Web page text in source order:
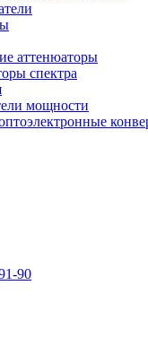
аттенюаторы
спектра
мощности
90